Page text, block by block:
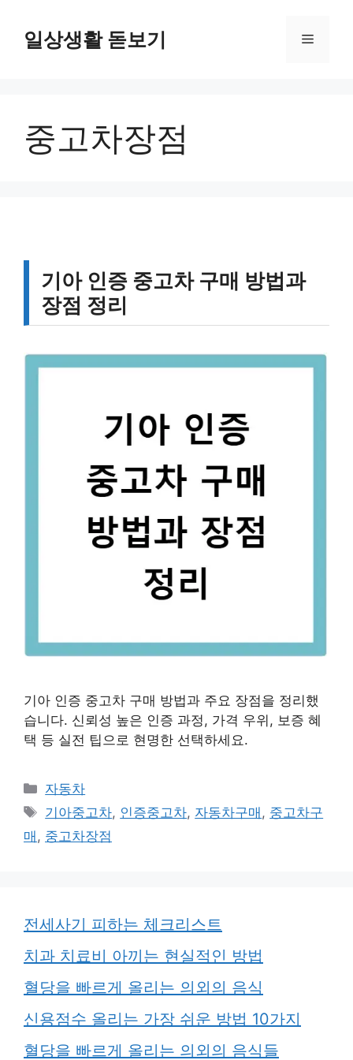
일상생활 돋보기 메
중고차장점
기아 인증 중고차 구매 방법과
장점 정리
기아 인증 중고차 구매 방법과 주요 장점을 정리했
습니다. 신뢰성 높은 인증 과정, 가격 우위, 보증 혜
택 등 실전 팁으로 현명한 선택하세요.
카
테
리
자동차
태
그
기아중고차, 인증중고차, 자동차구매 , 중고차구
매 , 중고차장점
전세사기 피하는 체크리스트
치과 치료비 아끼는 현실적인 방법
혈당을 빠르게 올리는 의외의 음식
신용점수 올리는 가장 쉬운 방법 10가지
혈당을 빠르게 올리는 의외의 음식들